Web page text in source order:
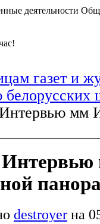
газет и
белорусских
мм
destroyer на